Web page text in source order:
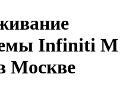
Infiniti M
Москве